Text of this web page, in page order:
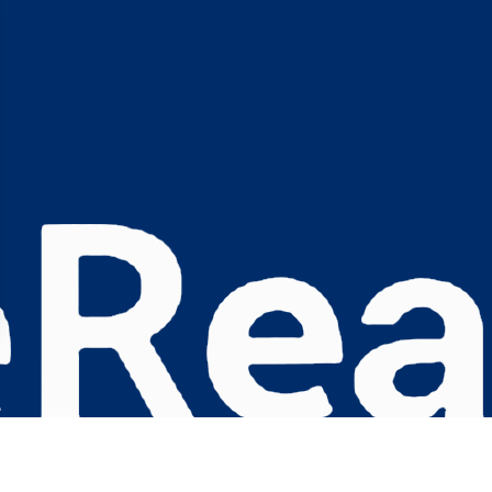
de confidentialité, en garantissant la conformité avec